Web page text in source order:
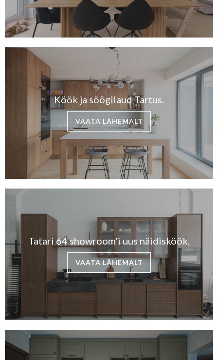
Köök ja söögilaud Tartus.
VAATA LÄHEMALT
Tatari 64 showroom'i uus näidisköök.
VAATA LÄHEMALT